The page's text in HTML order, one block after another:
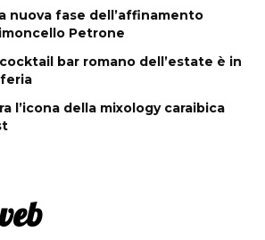
nuova fase dell’affinamento
Petrone
bar romano dell’estate è in
l’icona della mixology caraibica